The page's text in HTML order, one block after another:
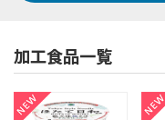
加工食品一覧